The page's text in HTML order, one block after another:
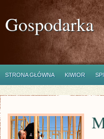
Gospodarka
STRONA GŁÓWNA KIWIOR